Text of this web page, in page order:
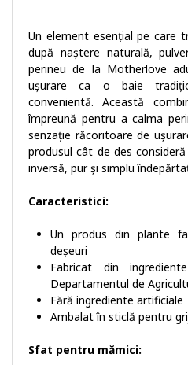
Un element esențial pe care
după naștere naturală,
perineu de la Motherlove
ușurare ca o baie
convenientă. Această
împreună pentru a calma
senzație răcoritoare de
produsul cât de des
inversă, pur și simplu
Caracteristici:
Un produs din plante
deșeuri
Fabricat din
Departamentul de
Fără ingrediente artificiale
Ambalat în sticlă pentru
Sfat pentru mămici: